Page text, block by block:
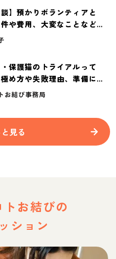
談】預かりボランティアと
や費用、大変なことなど紹
保護猫のトライアルって
め方や失敗理由、準備に必
のを紹介
お結び事務局
見る
トお結びの
ション